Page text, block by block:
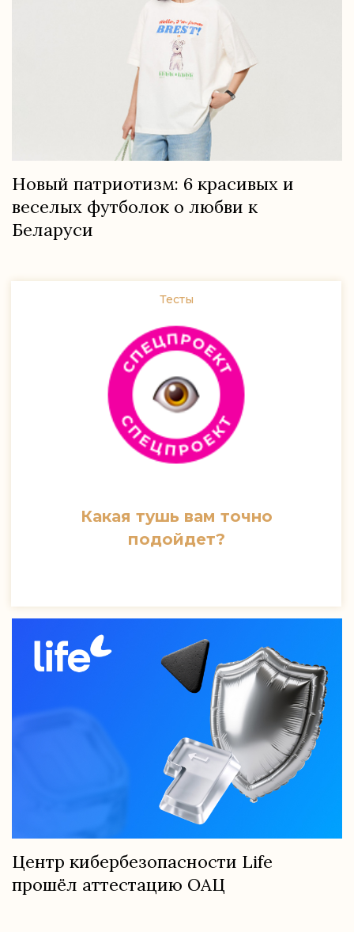
Новый патриотизм: 6 красивых и
веселых футболок о любви к
Беларуси
Тесты
Какая тушь вам точно
подойдет?
Центр кибербезопасности Life
прошёл аттестацию ОАЦ